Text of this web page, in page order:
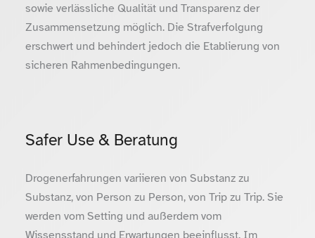
sowie verlässliche Qualität und Transparenz der
Zusammensetzung möglich. Die Strafverfolgung
erschwert und behindert jedoch die Etablierung von
sicheren Rahmenbedingungen.
Safer Use & Beratung
Drogenerfahrungen variieren von Substanz zu
Substanz, von Person zu Person, von Trip zu Trip. Sie
werden vom Setting und außerdem vom
Wissensstand und Erwartungen beeinflusst. Im